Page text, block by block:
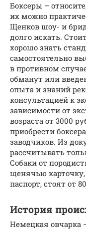
Боксеры –
их можно
Щенков шоу- и
долго искать.
хорошо знать
самостоятельно
в противном
обманут или
опыта и знаний
консультацией к
зависимости от
возраста от 3000
приобрести
заводчиков. Из
рассчитывать
Собаки от
щенячью
паспорт, стоят от
История
Немецкая овчарка